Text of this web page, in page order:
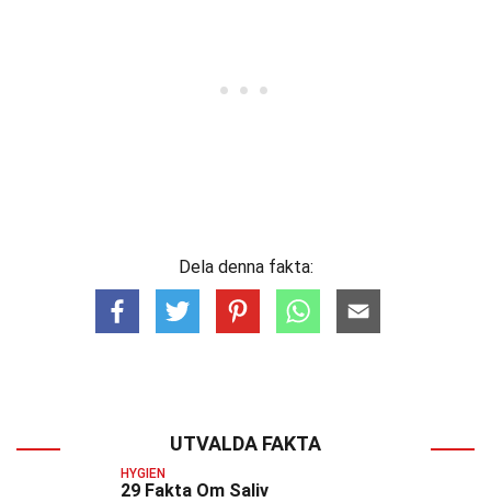
Dela denna fakta:
UTVALDA FAKTA
HYGIEN
29 Fakta Om Saliv